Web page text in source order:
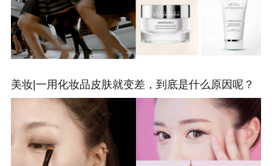
美妆|一用化妆品皮肤就变差，到底是什么原因呢？